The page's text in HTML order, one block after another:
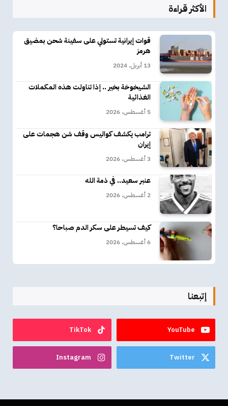
الأكثر قراءة
قوات إيرانية تستولي على سفينة شحن بمضيق
هرمز
13 أبريل، 2024
الشيخوخة بخير .. إذا تناولت هذه المكملات
الغذائية
5 أغسطس، 2026
ترامب يكشف كواليس وقف شن هجمات على
إيران
3 أغسطس، 2026
عنبر سعيد.. في ذمة الله
2 أغسطس، 2026
كيف تسيطر على سكر الدم صباحا؟
6 أغسطس، 2026
إتبعنا
YouTube
TikTok
Twitter
Instagram